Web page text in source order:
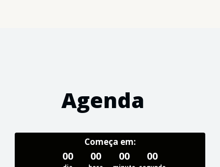
Agenda
Começa em:
00 00 00 00